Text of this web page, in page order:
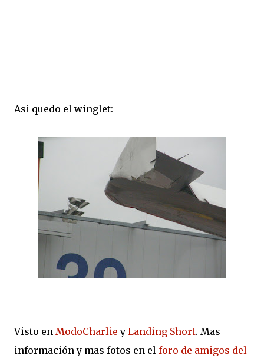
Asi quedo el winglet:
Visto en ModoCharlie y Landing Short. Mas
información y mas fotos en el foro de amigos del